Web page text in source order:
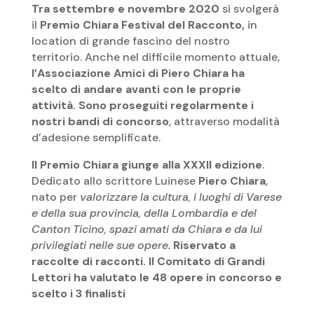
Tra settembre e novembre 2020 si svolgerà
il Premio Chiara Festival del Racconto, in
location di grande fascino del nostro
territorio. Anche nel difficile momento attuale,
l’Associazione Amici di Piero Chiara ha
scelto di andare avanti con le proprie
attività. Sono proseguiti regolarmente i
nostri bandi di concorso, attraverso modalità
d’adesione semplificate.
Il Premio Chiara giunge alla XXXII edizione.
Dedicato allo scrittore Luinese Piero Chiara,
nato per valorizzare la cultura, i luoghi di Varese
e della sua provincia, della Lombardia e del
Canton Ticino, spazi amati da Chiara e da lui
privilegiati nelle sue opere. Riservato a
raccolte di racconti. Il Comitato di Grandi
Lettori ha valutato le 48 opere in concorso e
scelto i 3 finalisti